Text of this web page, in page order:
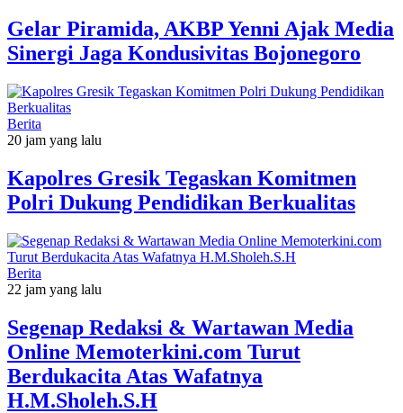
Gelar Piramida, AKBP Yenni Ajak Media
Sinergi Jaga Kondusivitas Bojonegoro
Berita
20 jam yang lalu
Kapolres Gresik Tegaskan Komitmen
Polri Dukung Pendidikan Berkualitas
Berita
22 jam yang lalu
Segenap Redaksi & Wartawan Media
Online Memoterkini.com Turut
Berdukacita Atas Wafatnya
H.M.Sholeh.S.H